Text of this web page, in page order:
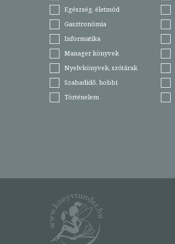
Egészség, életmód
Gasztronómia
Informatika
Manager könyvek
Nyelvkönyvek, szótárak
Szabadidő, hobbi
Történelem